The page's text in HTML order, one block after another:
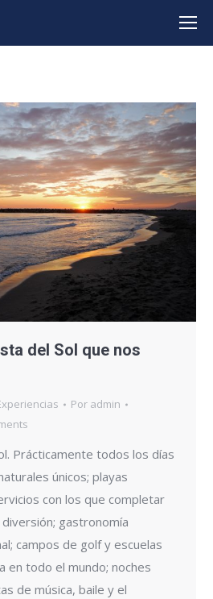
del Sol que nos
Por admin
Prácticamente todos los días
únicos; playas
con los que completar
gastronomía
campos de golf y escuelas
en todo el mundo; noches
de música, baile y el